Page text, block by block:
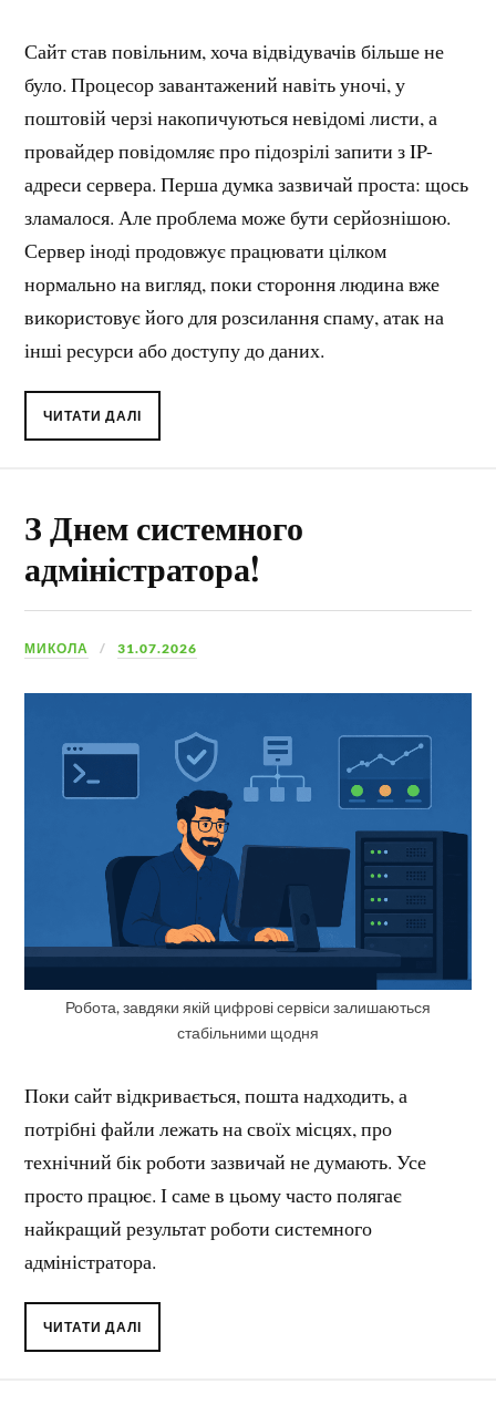
Сайт став повільним, хоча відвідувачів більше не
було. Процесор завантажений навіть уночі, у
поштовій черзі накопичуються невідомі листи, а
провайдер повідомляє про підозрілі запити з IP-
адреси сервера. Перша думка зазвичай проста: щось
зламалося. Але проблема може бути серйознішою.
Сервер іноді продовжує працювати цілком
нормально на вигляд, поки стороння людина вже
використовує його для розсилання спаму, атак на
інші ресурси або доступу до даних.
ЧИТАТИ ДАЛІ
З Днем системного
адміністратора!
МИКОЛА 31.07.2026
Робота, завдяки якій цифрові сервіси залишаються
стабільними щодня
Поки сайт відкривається, пошта надходить, а
потрібні файли лежать на своїх місцях, про
технічний бік роботи зазвичай не думають. Усе
просто працює. І саме в цьому часто полягає
найкращий результат роботи системного
адміністратора.
ЧИТАТИ ДАЛІ